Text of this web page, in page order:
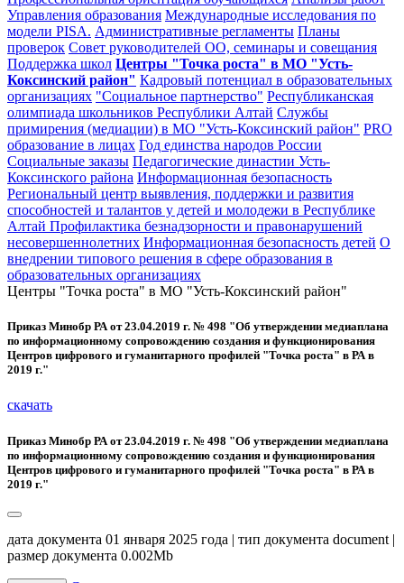
Управления образования Международные исследования по
модели PISA. Административные регламенты Планы
проверок Совет руководителей ОО, семинары и совещания
Поддержка школ Центры "Точка роста" в МО "Усть-
Коксинский район" Кадровый потенциал в образовательных
организациях "Социальное партнерство" Республиканская
олимпиада школьников Республики Алтай Службы
примирения (медиации) в МО "Усть-Коксинский район" PRO
образование в лицах Год единства народов России
Социальные заказы Педагогические династии Усть-
Коксинского района Информационная безопасность
Региональный центр выявления, поддержки и развития
способностей и талантов у детей и молодежи в Республике
Алтай Профилактика безнадзорности и правонарушений
несовершеннолетних Информационная безопасность детей О
внедрении типового решения в сфере образования в
образовательных организациях
Центры "Точка роста" в МО "Усть-Коксинский район"
Приказ Минобр РА от 23.04.2019 г. № 498 "Об утверждении медиаплана
по информационному сопровождению создания и функционирования
Центров цифрового и гуманитарного профилей "Точка роста" в РА в
2019 г."
скачать
Приказ Минобр РА от 23.04.2019 г. № 498 "Об утверждении медиаплана
по информационному сопровождению создания и функционирования
Центров цифрового и гуманитарного профилей "Точка роста" в РА в
2019 г."
дата документа 01 января 2025 года | тип документа document |
размер документа 0.002Mb